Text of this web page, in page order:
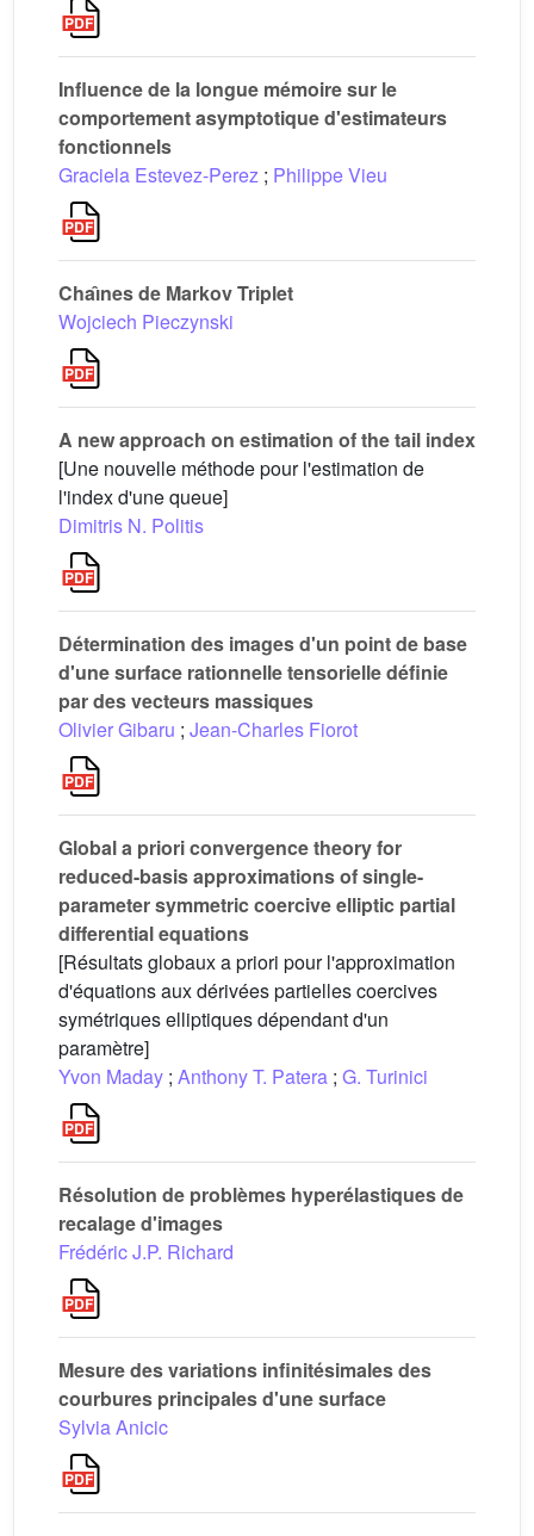
Influence de la longue mémoire sur le
comportement asymptotique d'estimateurs
fonctionnels
Graciela Estevez-Perez ; Philippe Vieu
Chaı̂nes de Markov Triplet
Wojciech Pieczynski
A new approach on estimation of the tail index
[Une nouvelle méthode pour l'estimation de
l'index d'une queue]
Dimitris N. Politis
Détermination des images d'un point de base
d'une surface rationnelle tensorielle définie
par des vecteurs massiques
Olivier Gibaru ; Jean-Charles Fiorot
Global a priori convergence theory for
reduced-basis approximations of single-
parameter symmetric coercive elliptic partial
differential equations
[Résultats globaux a priori pour l'approximation
d'équations aux dérivées partielles coercives
symétriques elliptiques dépendant d'un
paramètre]
Yvon Maday ; Anthony T. Patera ; G. Turinici
Résolution de problèmes hyperélastiques de
recalage d'images
Frédéric J.P. Richard
Mesure des variations infinitésimales des
courbures principales d'une surface
Sylvia Anicic